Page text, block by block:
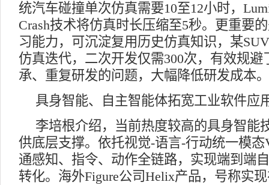
统汽车碰撞单次仿真需要10至12小时，
Crash技术将仿真时长压缩至5秒。更重要
习能力，可沉淀复用历史仿真知识，某
仿真迭代，二次开发仅需300次，有效规
承、重复研发的问题，大幅降低研发成本。
具身智能、自主智能体拓宽工业软件应
李培根介绍，当前热度较高的具身智能
供底层支撑。依托视觉-语言-行动统一模
通感知、指令、动作全链路，实现端到端
转化。海外Figure公司Helix产品，号称实